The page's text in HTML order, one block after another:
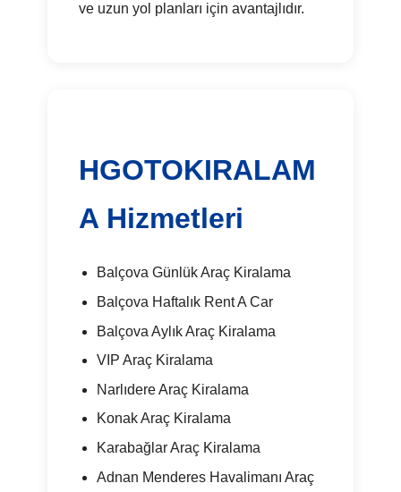
ve uzun yol planları için avantajlıdır.
HGOTOKIRALAM
A Hizmetleri
Balçova Günlük Araç Kiralama
Balçova Haftalık Rent A Car
Balçova Aylık Araç Kiralama
VIP Araç Kiralama
Narlıdere Araç Kiralama
Konak Araç Kiralama
Karabağlar Araç Kiralama
Adnan Menderes Havalimanı Araç